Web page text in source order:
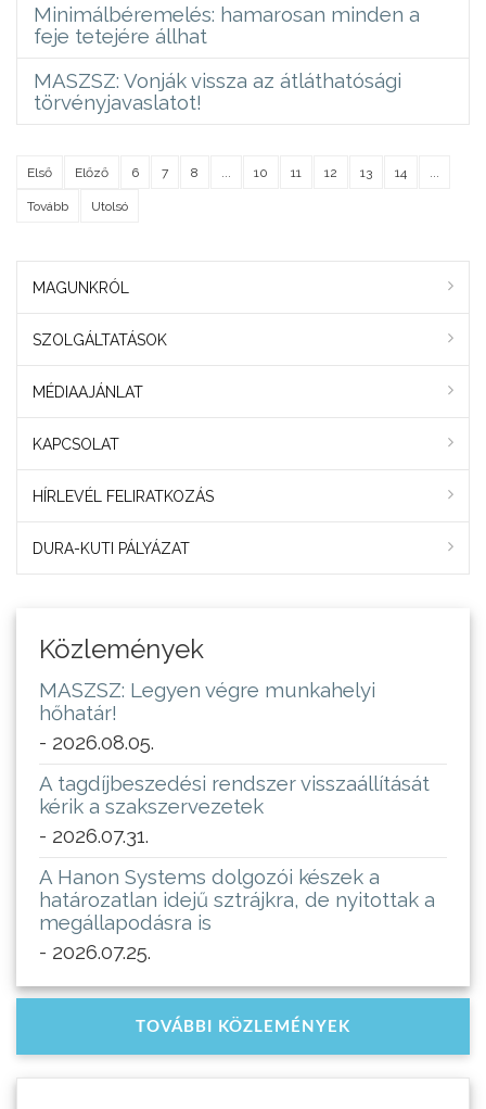
Minimálbéremelés: hamarosan minden a
feje tetejére állhat
MASZSZ: Vonják vissza az átláthatósági
törvényjavaslatot!
Első Előző 6 7 8 10 11 12 13 14
Tovább Utolsó
MAGUNKRÓL
SZOLGÁLTATÁSOK
MÉDIAAJÁNLAT
KAPCSOLAT
HÍRLEVÉL FELIRATKOZÁS
DURA-KUTI PÁLYÁZAT
Közlemények
MASZSZ: Legyen végre munkahelyi
hőhatár!
- 2026.08.05.
A tagdíjbeszedési rendszer visszaállítását
kérik a szakszervezetek
- 2026.07.31.
A Hanon Systems dolgozói készek a
határozatlan idejű sztrájkra, de nyitottak a
megállapodásra is
- 2026.07.25.
TOVÁBBI KÖZLEMÉNYEK